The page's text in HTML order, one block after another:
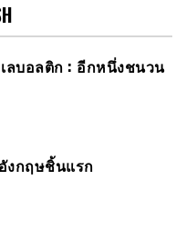
ลบอลติก : อีกหนึ่งชนวน
งกฤษชิ้นแรก